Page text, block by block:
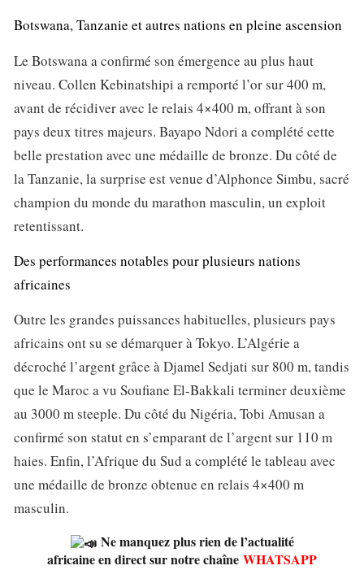
Botswana, Tanzanie et autres nations en pleine ascension
Le Botswana a confirmé son émergence au plus haut
niveau. Collen Kebinatshipi a remporté l’or sur 400 m,
avant de récidiver avec le relais 4×400 m, offrant à son
pays deux titres majeurs. Bayapo Ndori a complété cette
belle prestation avec une médaille de bronze. Du côté de
la Tanzanie, la surprise est venue d’Alphonce Simbu, sacré
champion du monde du marathon masculin, un exploit
retentissant.
Des performances notables pour plusieurs nations
africaines
Outre les grandes puissances habituelles, plusieurs pays
africains ont su se démarquer à Tokyo. L’Algérie a
décroché l’argent grâce à Djamel Sedjati sur 800 m, tandis
que le Maroc a vu Soufiane El-Bakkali terminer deuxième
au 3000 m steeple. Du côté du Nigéria, Tobi Amusan a
confirmé son statut en s’emparant de l’argent sur 110 m
haies. Enfin, l’Afrique du Sud a complété le tableau avec
une médaille de bronze obtenue en relais 4×400 m
masculin.
Ne manquez plus rien de l’actualité
africaine en direct sur notre chaîne WHATSAPP